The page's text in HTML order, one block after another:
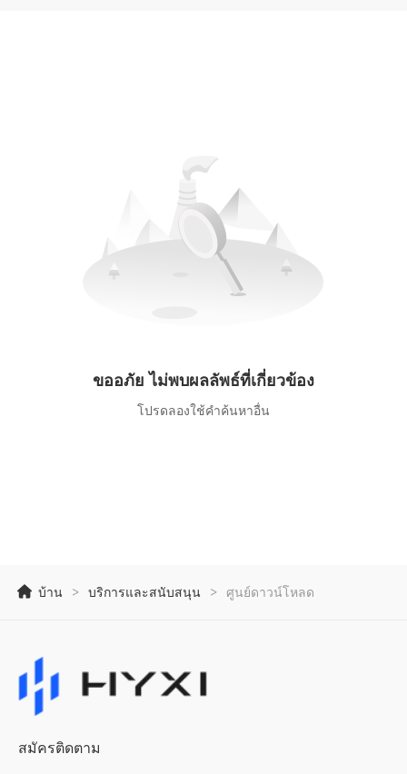
ขออภัย ไม่พบผลลัพธ์ที่เกี่ยวข้อง
โปรดลองใช้คำค้นหาอื่น
บ้าน > บริการและสนับสนุน > ศูนย์ดาวน์โหลด
สมัครติดตาม